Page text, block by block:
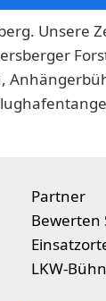
Unsere
Partner
Bewerten
LKW-